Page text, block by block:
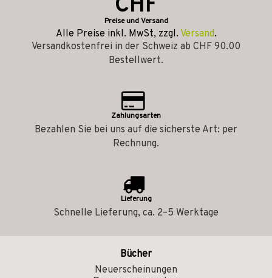
CHF
Preise und Versand
Alle Preise inkl. MwSt, zzgl. Versand.
Versandkostenfrei in der Schweiz ab CHF 90.00
Bestellwert.
Zahlungsarten
Bezahlen Sie bei uns auf die sicherste Art: per
Rechnung.
Lieferung
Schnelle Lieferung, ca. 2–5 Werktage
Bücher
Neuerscheinungen